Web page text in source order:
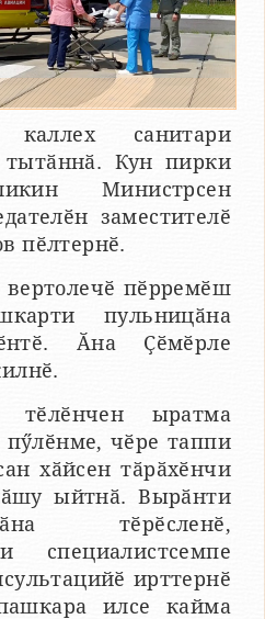
каллех санитари
тытӑннӑ. Кун пирки
Министрсен
заместителӗ
пӗлтернӗ.
пӗрремӗш
пульницӑна
Ӑна Ҫӗмӗрле
тӗлӗнчен ыратма
чӗре таппи
хӑйсен тӑрӑхӗнчи
ыйтнӑ. Вырӑнти
тӗрӗсленӗ,
специалистсемпе
ирттернӗ
илсе кайма